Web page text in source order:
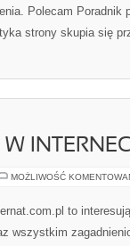
Polecam
strony skupia się
W
MOŻLIWOŚĆ
to
wszystkim